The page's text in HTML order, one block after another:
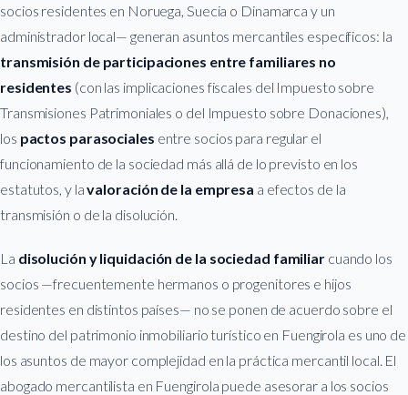
socios residentes en Noruega, Suecia o Dinamarca y un
administrador local— generan asuntos mercantiles específicos: la
transmisión de participaciones entre familiares no
residentes (con las implicaciones fiscales del Impuesto sobre
Transmisiones Patrimoniales o del Impuesto sobre Donaciones),
los pactos parasociales entre socios para regular el
funcionamiento de la sociedad más allá de lo previsto en los
estatutos, y lavaloración de la empresa a efectos de la
transmisión o de la disolución.
La disolución y liquidación de la sociedad familiarcuando los
socios —frecuentemente hermanos o progenitores e hijos
residentes en distintos países— no se ponen de acuerdo sobre el
destino del patrimonio inmobiliario turístico en Fuengirola es uno de
los asuntos de mayor complejidad en la práctica mercantil local. El
abogado mercantilista en Fuengirola puede asesorar a los socios